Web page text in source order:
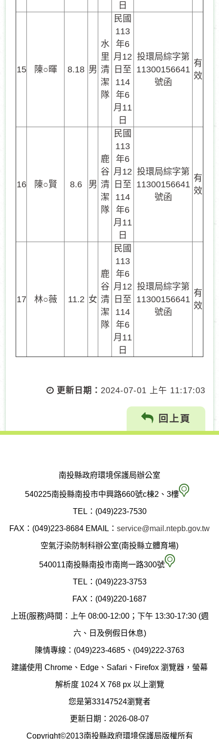
日
15 陳○暉 8.18 男
水
里
清
潔
隊
民國
113
年6
月12
日至
114
年6
月11
日
投環局綜字第
11300156641
號函
有
效
16 陳○賢 8.6 男
鹿
谷
清
潔
隊
民國
113
年6
月12
日至
114
年6
月11
日
投環局綜字第
11300156641
號函
有
效
17 林○薇 11.2 女
鹿
谷
清
潔
隊
民國
113
年6
月12
日至
114
年6
月11
日
投環局綜字第
11300156641
號函
有
效
更新日期： 2024-07-01 上午 11:17:03
回上頁
南投縣政府環境保護局辦公室
540225南投縣南投市中興路660號c棟2、3樓 南
縣
保
局
圖
TEL：(049)223-7530
FAX：(049)223-8684 EMAIL： service@mail.ntepb.gov.tw
空氣汙染防制科辦公室(南投縣立體育場)
540011南投縣南投市南崗一路300號 空
染
制
科
(南
TEL：(049)223-3753
FAX：(049)220-1687
上班(服務)時間：上午 08:00-12:00；下午 13:30-17:30 (週
六、日及例假日休息)
陳情專線：(049)223-4685、(049)222-3763
建議使用 Chrome、Edge、Safari、Firefox 瀏覽器，螢幕
解析度 1024 X 768 px 以上瀏覽
您是第33147524瀏覽者
更新日期：2026-08-07
Copyright©2013南投縣政府環境保護局版權所有